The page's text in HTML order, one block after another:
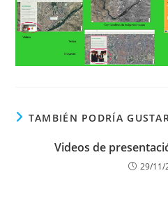
TAMBIÉN PODRÍA
Videos de
29/11/